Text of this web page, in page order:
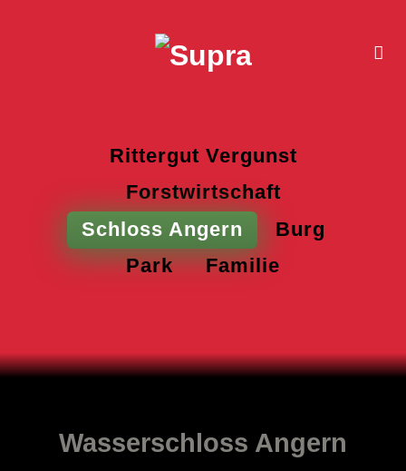
Rittergut Vergunst
Forstwirtschaft
Schloss Angern
Burg
Park
Familie
Wasserschloss Angern